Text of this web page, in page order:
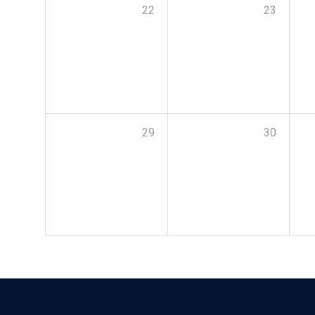
22 23
29 30